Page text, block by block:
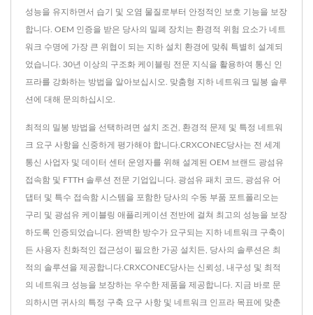
성능을 유지하면서 습기 및 오염 물질로부터 안정적인 보호 기능을 보장
합니다. OEM 인증을 받은 당사의 밀폐 장치는 환경적 위험 요소가 네트
워크 수명에 가장 큰 위협이 되는 지하 설치 환경에 맞춰 특별히 설계되
었습니다. 30년 이상의 구조화 케이블링 전문 지식을 활용하여 통신 인
프라를 강화하는 방법을 알아보십시오. 맞춤형 지하 네트워크 밀봉 솔루
션에 대해 문의하십시오.
최적의 밀봉 방법을 선택하려면 설치 조건, 환경적 문제 및 특정 네트워
크 요구 사항을 신중하게 평가해야 합니다.CRXCONEC당사는 전 세계
통신 사업자 및 데이터 센터 운영자를 위해 설계된 OEM 브랜드 광섬유
접속함 및 FTTH 솔루션 전문 기업입니다. 광섬유 패치 코드, 광섬유 어
댑터 및 특수 접속함 시스템을 포함한 당사의 수동 부품 포트폴리오는
구리 및 광섬유 케이블링 애플리케이션 전반에 걸쳐 최고의 성능을 보장
하도록 인증되었습니다. 완벽한 방수가 요구되는 지하 네트워크 구축이
든 사용자 친화적인 접근성이 필요한 가공 설치든, 당사의 솔루션은 최
적의 솔루션을 제공합니다.CRXCONEC당사는 신뢰성, 내구성 및 최적
의 네트워크 성능을 보장하는 우수한 제품을 제공합니다. 지금 바로 문
의하시면 귀사의 특정 구축 요구 사항 및 네트워크 인프라 목표에 맞춘